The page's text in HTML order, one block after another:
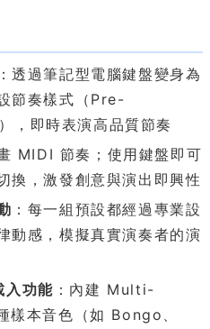
：透過筆記型電腦鍵盤變身為
節奏樣式（Pre-
即時表演高品質節奏
MIDI 節奏；使用鍵盤即可
換，激發創意與演出即興性
：每一組預設都經過專業設
動感，模擬真實演奏者的演
入功能 ：內建 Multi-
本音色（如 Bongo、